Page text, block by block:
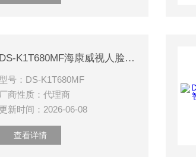
DS-K1T680MF海康威视人脸识别智能门禁一体机
号：DS-K1T680MF
厂商性质：代理商
更新时间：2026-06-08
查看详情